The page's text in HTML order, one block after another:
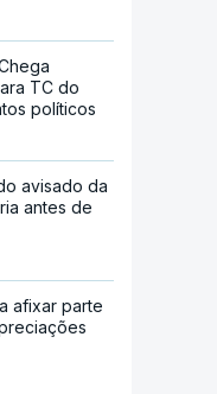
TC do
políticos
avisado da
antes de
afixar parte